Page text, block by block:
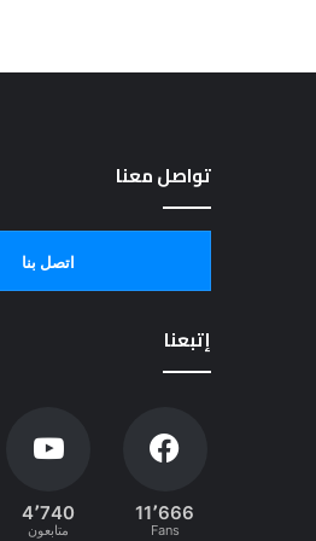
تواصل معنا
اتصل بنا
إتبعنا
11٬666
Fans
4٬740
متابعون